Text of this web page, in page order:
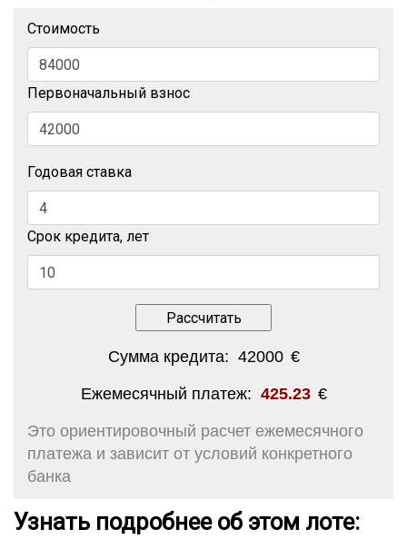
Стоимость
Первоначальный взнос
Годовая ставка
Срок кредита, лет
Сумма кредита: 42000 €
Ежемесячный платеж: 425.23 €
Это ориентировочный расчет ежемесячного
платежа и зависит от условий конкретного
банка
Узнать подробнее об этом лоте: